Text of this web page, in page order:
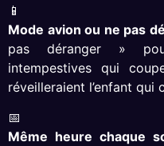
📱
Mode avion ou ne pas
pas déranger »
intempestives qui
réveilleraient l’enfant qui
📅
Même heure chaque